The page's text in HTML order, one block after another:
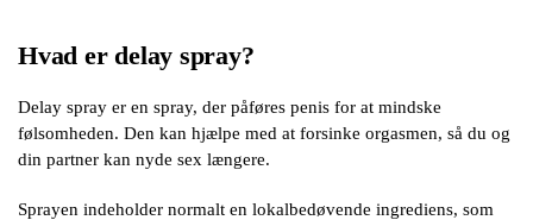
Hvad er delay spray?
Delay spray er en spray, der påføres penis for at mindske
følsomheden. Den kan hjælpe med at forsinke orgasmen, så du og
din partner kan nyde sex længere.
Sprayen indeholder normalt en lokalbedøvende ingrediens, som